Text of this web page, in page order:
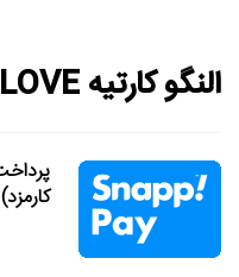
النگو کارتیه LOVE گرد سفید باریک
کارمزد)